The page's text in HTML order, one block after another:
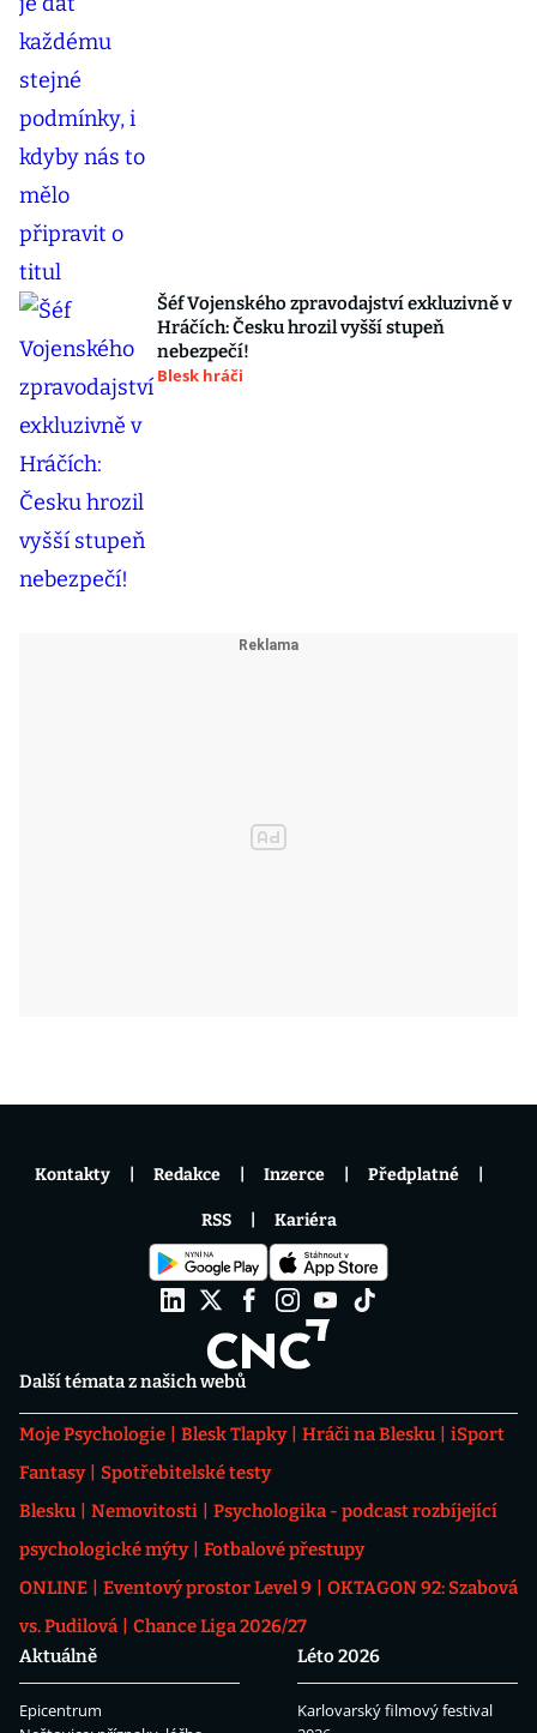
Šéf Vojenského zpravodajství exkluzivně v
Hráčích: Česku hrozil vyšší stupeň
nebezpečí!
Blesk hráči
Další témata z našich webů
Moje Psychologie Blesk Tlapky Hráči na Blesku
iSport
Fantasy
Spotřebitelské testy
Blesku
Nemovitosti
Psychologika - podcast rozbíjející
psychologické mýty
Fotbalové přestupy
ONLINE
Eventový prostor Level 9
OKTAGON 92: Szabová
vs. Pudilová
Chance Liga 2026/27
Aktuálně
Epicentrum
Léto 2026
Karlovarský filmový festival
Kontakty Redakce Inzerce Předplatné
RSS Kariéra